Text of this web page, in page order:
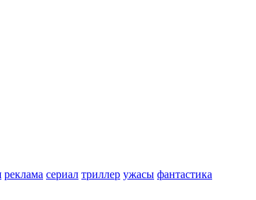
реклама сериал триллер ужасы фантастика